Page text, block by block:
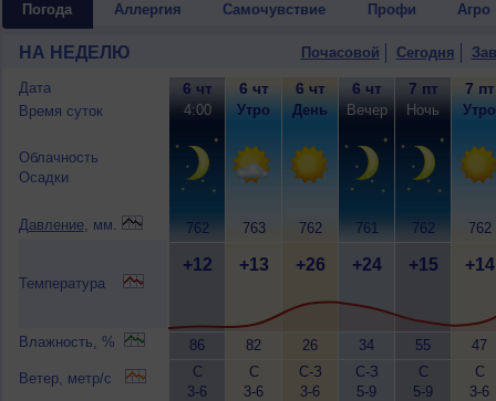
Погода Аллергия Самочувствие Профи Агро
НА НЕДЕЛЮ Почасовой Сегодня
Дата
Время суток
Облачность
Осадки
Давление, мм.
Температура
Влажность, %
Ветер, метр/с
6 чт
4:00
762
+12
86
С
3-6
6 чт
Утро
763
+13
82
С
3-6
6 чт
День
762
+26
26
С-З
3-6
6 чт
Вечер
761
+24
34
С-З
5-9
7 пт
Ночь
762
+15
55
С
5-9
7 пт
Утро
762
+14
47
С
3-6